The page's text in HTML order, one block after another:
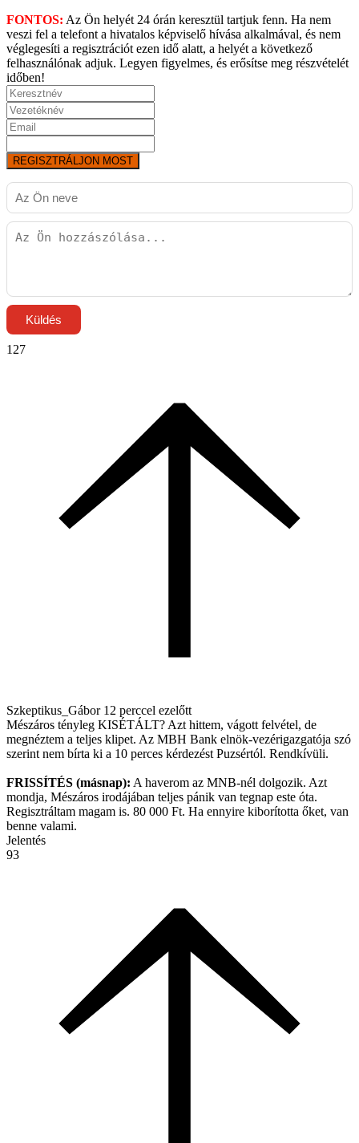
FONTOS: Az Ön helyét 24 órán keresztül tartjuk fenn. Ha nem
veszi fel a telefont a hivatalos képviselő hívása alkalmával, és nem
véglegesíti a regisztrációt ezen idő alatt, a helyét a következő
felhasználónak adjuk. Legyen figyelmes, és erősítse meg részvételét
időben!
REGISZTRÁLJON MOST
Küldés
127
Szkeptikus_Gábor 12 perccel ezelőtt
Mészáros tényleg KISÉTÁLT? Azt hittem, vágott felvétel, de
megnéztem a teljes klipet. Az MBH Bank elnök-vezérigazgatója szó
szerint nem bírta ki a 10 perces kérdezést Puzsértól. Rendkívüli.
FRISSÍTÉS (másnap): A haverom az MNB-nél dolgozik. Azt
mondja, Mészáros irodájában teljes pánik van tegnap este óta.
Regisztráltam magam is. 80 000 Ft. Ha ennyire kiborította őket, van
benne valami.
Jelentés
93